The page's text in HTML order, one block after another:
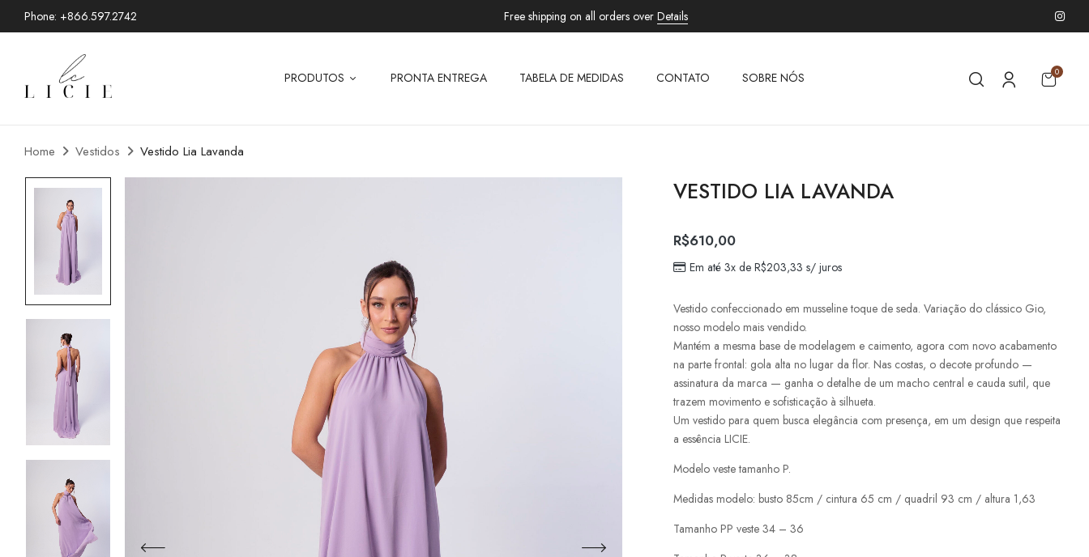
Phone: +866.597.2742 Free shipping on all orders over Details
PRODUTOS PRONTA ENTREGA TABELA DE MEDIDAS CONTATO SOBRE NÓS 0
Home Vestidos Vestido Lia Lavanda
VESTIDO LIA LAVANDA
R$610,00
Em até 3x de R$203,33 s/ juros
Vestido confeccionado em musseline toque de seda. Variação do clássico Gio,
nosso modelo mais vendido.
Mantém a mesma base de modelagem e caimento, agora com novo acabamento
na parte frontal: gola alta no lugar da flor. Nas costas, o decote profundo —
assinatura da marca — ganha o detalhe de um macho central e cauda sutil, que
trazem movimento e sofisticação à silhueta.
Um vestido para quem busca elegância com presença, em um design que respeita
a essência LICIE.
Modelo veste tamanho P.
Medidas modelo: busto 85cm / cintura 65 cm / quadril 93 cm / altura 1,63
Tamanho PP veste 34 – 36